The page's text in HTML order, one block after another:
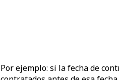
Por ejemplo: si la fecha de